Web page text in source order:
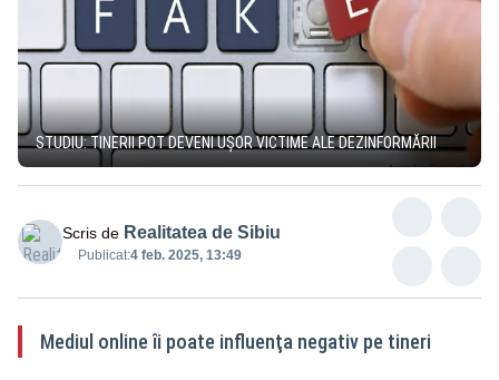
STUDIU: TINERII POT DEVENI UŞOR VICTIME ALE DEZINFORMĂRII
Scris de Realitatea de Sibiu
Publicat:4 feb. 2025, 13:49
Mediul online îi poate influenţa negativ pe tineri